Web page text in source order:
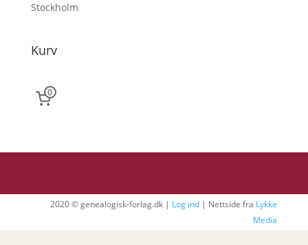
Stockholm
Kurv
0
2020 © genealogisk-forlag.dk | Log ind | Nettside fra Lykke
Media